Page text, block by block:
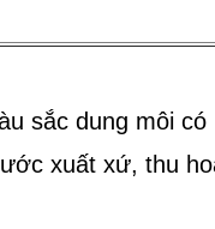
sắc dung môi
xuất xứ, thu